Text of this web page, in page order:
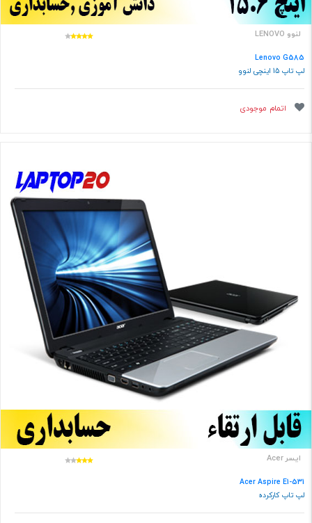
لنوو LENOVO
Lenovo G585
لپ تاپ 15 اینچی لنوو
اتمام موجودی
ایسر Acer
Acer Aspire E1-531
لپ تاپ کارکرده